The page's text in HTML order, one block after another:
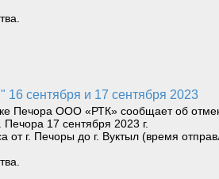
16 сентября и 17 сентября 2023
Печора ООО «РТК» сообщает об
Печора 17 сентября 2023 г.
г. Печоры до г. Вуктыл (время